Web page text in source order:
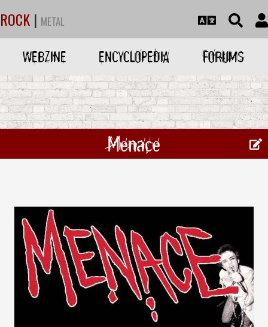
ROCK | METAL
WEBZINE ENCYCLOPEDIA FORUMS
Menace